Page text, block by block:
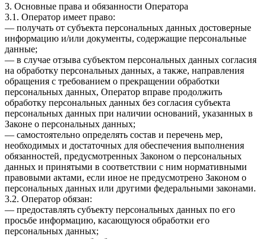
3. Основные права и обязанности Оператора
3.1. Оператор имеет право:
— получать от субъекта персональных данных достоверные
информацию и/или документы, содержащие персональные
данные;
— в случае отзыва субъектом персональных данных согласия
на обработку персональных данных, а также, направления
обращения с требованием о прекращении обработки
персональных данных, Оператор вправе продолжить
обработку персональных данных без согласия субъекта
персональных данных при наличии оснований, указанных в
Законе о персональных данных;
— самостоятельно определять состав и перечень мер,
необходимых и достаточных для обеспечения выполнения
обязанностей, предусмотренных Законом о персональных
данных и принятыми в соответствии с ним нормативными
правовыми актами, если иное не предусмотрено Законом о
персональных данных или другими федеральными законами.
3.2. Оператор обязан:
— предоставлять субъекту персональных данных по его
просьбе информацию, касающуюся обработки его
персональных данных;